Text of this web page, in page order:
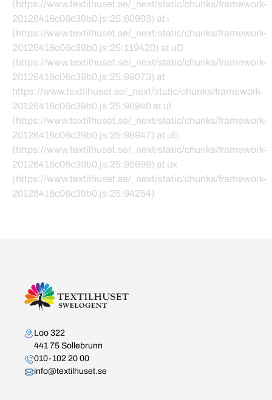
(https://www.textilhuset.se/_next/static/chunks/framework-
20126418c06c39b0.js:25:60903) at i
(https://www.textilhuset.se/_next/static/chunks/framework-
20126418c06c39b0.js:25:119420) at uD
(https://www.textilhuset.se/_next/static/chunks/framework-
20126418c06c39b0.js:25:99073) at
https://www.textilhuset.se/_next/static/chunks/framework-
20126418c06c39b0.js:25:98940 at uI
(https://www.textilhuset.se/_next/static/chunks/framework-
20126418c06c39b0.js:25:98947) at uE
(https://www.textilhuset.se/_next/static/chunks/framework-
20126418c06c39b0.js:25:95699) at ux
(https://www.textilhuset.se/_next/static/chunks/framework-
20126418c06c39b0.js:25:94254)
Kontakta oss
Loo 322
441 75 Sollebrunn
010-102 20 00
info@textilhuset.se